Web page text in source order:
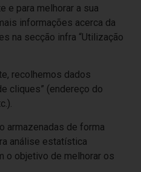
e para melhorar a sua
informações acerca da
na secção infra “Utilização
recolhemos dados
cliques” (endereço do
armazenadas de forma
análise estatística
o objetivo de melhorar os